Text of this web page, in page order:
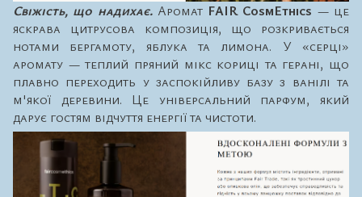
Свіжість, що надихає. Аромат FAIR CosmEthics — це
яскрава цитрусова композиція, що розкривається
нотами бергамоту, яблука та лимона. У «серці»
аромату — теплий пряний мікс кориці та герані, що
плавно переходить у заспокійливу базу з ванілі та
м'якої деревини. Це універсальний парфум, який
дарує гостям відчуття енергії та чистоти.